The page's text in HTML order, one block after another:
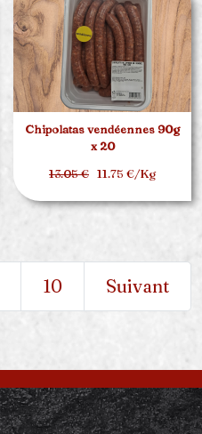
Chipolatas vendéennes 90g
x 20
13.05 € 11.75 €/Kg
10 Suivant